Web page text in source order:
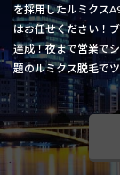
を採用したルミクス
はお任せください！
達成！夜まで営業で
題のルミクス脱毛で